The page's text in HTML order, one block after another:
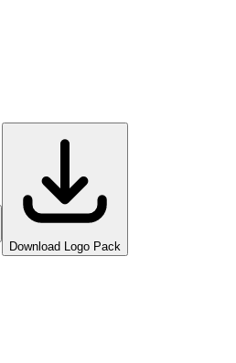
Download Logo Pack